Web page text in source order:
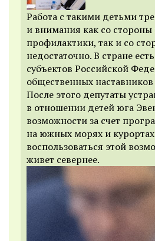
Работа с такими детьми
и внимания как со стороны
профилактики, так и со
недостаточно. В стране
субъектов Российской
общественных
После этого депутаты
в отношении детей юга
возможности за счет
на южных морях и
воспользоваться этой
живет севернее.